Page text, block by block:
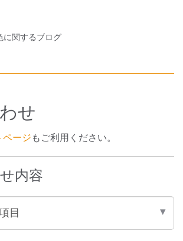
に関するブログ
せ
ページもご利用ください。
内容